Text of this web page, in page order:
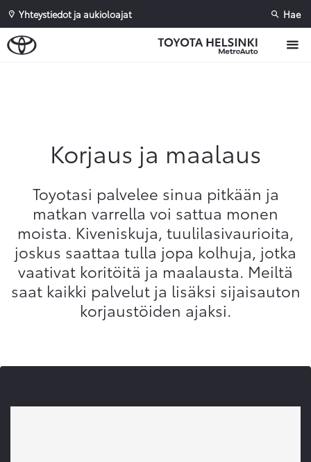
Yhteystiedot ja aukioloajat Hae
Korjaus ja maalaus
Toyotasi palvelee sinua pitkään ja
matkan varrella voi sattua monen
moista. Kiveniskuja, tuulilasivaurioita,
joskus saattaa tulla jopa kolhuja, jotka
vaativat koritöitä ja maalausta. Meiltä
saat kaikki palvelut ja lisäksi sijaisauton
korjaustöiden ajaksi.